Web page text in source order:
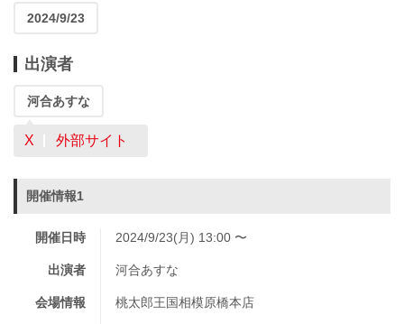
2024/9/23
出演者
河合あすな
X 外部サイト
開催情報1
開催日時 2024/9/23(月) 13:00 〜
出演者 河合あすな
会場情報 桃太郎王国相模原橋本店